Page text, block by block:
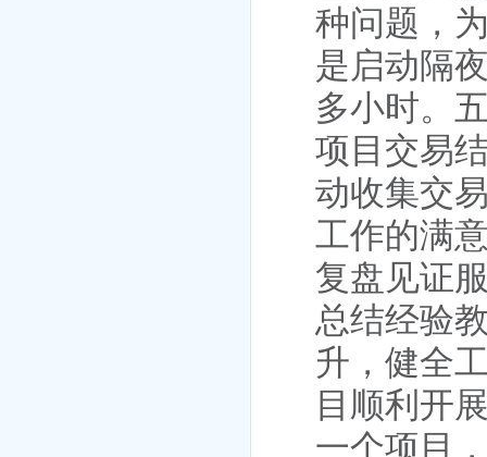
种问题，
是启动隔
多小时。
项目交易
动收集交
工作的满
复盘见证
总结经验
升，健全
目顺利开
一个项目